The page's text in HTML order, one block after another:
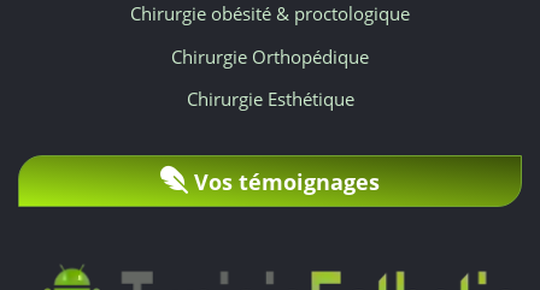
personnalisé
sera
Chirurgie obésité & proctologique
Chirurgie Orthopédique
Chirurgie Esthétique
Vos témoignages